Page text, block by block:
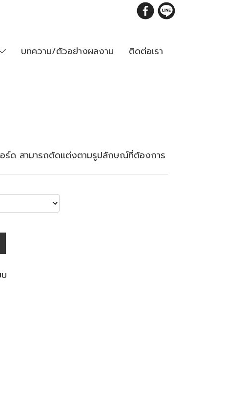
บทความ/ตัวอย่างผลงาน ติดต่อเรา
อร์ด สามารถตัดแต่งตามรูปลักษณ์ที่ต้องการ